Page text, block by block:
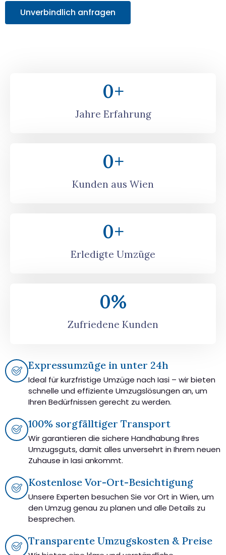
Unverbindlich anfragen
Jahre Erfahrung
0+
Kunden aus Wien
0+
Erledigte Umzüge
0+
Zufriedene Kunden
0%
Expressumzüge in unter 24h
Ideal für kurzfristige Umzüge nach Iasi – wir bieten
schnelle und effiziente Umzugslösungen an, um
Ihren Bedürfnissen gerecht zu werden.
100% sorgfälltiger Transport
Wir garantieren die sichere Handhabung Ihres
Umzugsguts, damit alles unversehrt in Ihrem neuen
Zuhause in Iasi ankommt.
Kostenlose Vor-Ort-Besichtigung
Unsere Experten besuchen Sie vor Ort in Wien, um
den Umzug genau zu planen und alle Details zu
besprechen.
Transparente Umzugskosten & Preise